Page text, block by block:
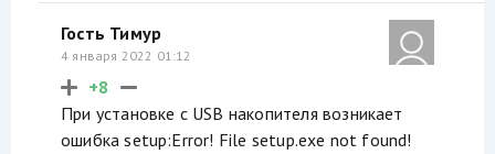
Гость Тимур
4 января 2022 01:12
+8
При установке с USB накопителя возникает
ошибка setup:Error! File setup.exe not found!